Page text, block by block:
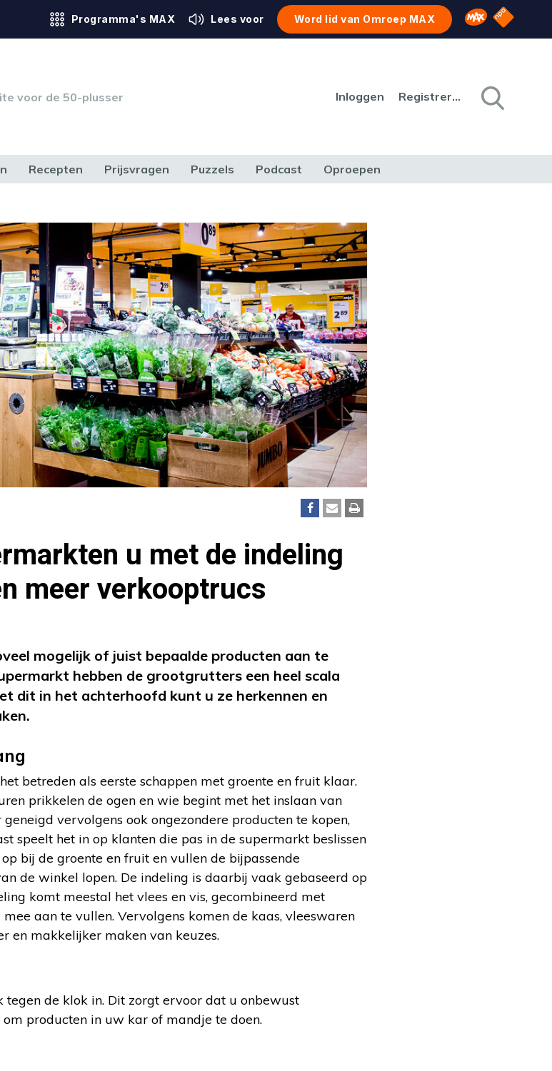
Programma's MAX Lees voor Word lid van Omroep MAX Omroep MAX
NPO
voor de 50-plusser Inloggen Registreren
Recepten Prijsvragen Puzzels Podcast Oproepen
u met de indeling
meer verkooptrucs
mogelijk of juist bepaalde producten aan te
hebben de grootgrutters een heel scala
dit in het achterhoofd kunt u ze herkennen en
betreden als eerste schappen met groente en fruit klaar.
prikkelen de ogen en wie begint met het inslaan van
vervolgens ook ongezondere producten te kopen,
speelt het in op klanten die pas in de supermarkt beslissen
bij de groente en fruit en vullen de bijpassende
de winkel lopen. De indeling is daarbij vaak gebaseerd op
komt meestal het vlees en vis, gecombineerd met
aan te vullen. Vervolgens komen de kaas, vleeswaren
en makkelijker maken van keuzes.
de klok in. Dit zorgt ervoor dat u onbewust
producten in uw kar of mandje te doen.